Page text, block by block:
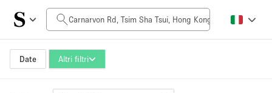
Date Altri filtri
Prezzo al giorno
HK$0